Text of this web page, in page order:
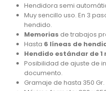
Hendidora semi
Muy sencillo uso. En 3
hendido.
Memorias de trabajos
Hasta 6 líneas de
Hendido estándar de 1
Posibilidad de ajuste de
documento.
Gramaje de hasta 350 Gr.